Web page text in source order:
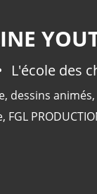
L'école des
, dessins animés,
, FGL